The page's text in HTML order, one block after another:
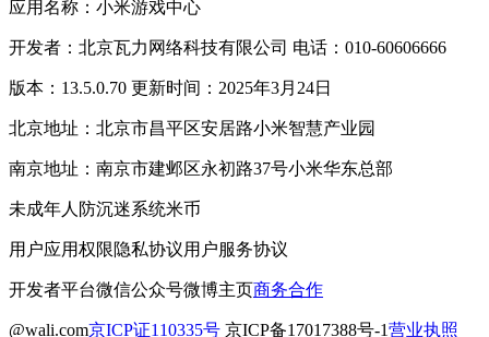
应用名称：小米游戏中心
开发者：北京瓦力网络科技有限公司 电话：010-60606666
版本：13.5.0.70 更新时间：2025年3月24日
北京地址：北京市昌平区安居路小米智慧产业园
南京地址：南京市建邺区永初路37号小米华东总部
未成年人防沉迷系统米币
用户应用权限隐私协议用户服务协议
开发者平台微信公众号微博主页商务合作
@wali.com京ICP证110335号 京ICP备17017388号-1营业执照